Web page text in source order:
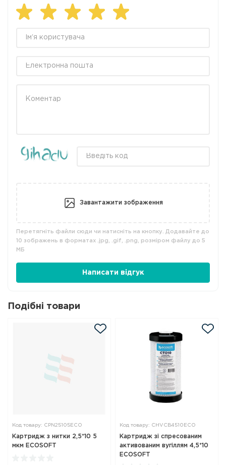
Завантажити зображення
Перетягніть файли сюди чи натисніть на кнопку. Додавайте до
10 зображень в форматах .jpg, .gif, .png, розміром файлу до 5
МБ
Написати відгук
Подібні товари
Код товару: CPN25105ECO
Картридж з нитки 2,5*10 5
мкм ECOSOFT
Код товару: CHVCB4510ECO
Картридж зі спресованим
активованим вугіллям 4,5*10
ECOSOFT